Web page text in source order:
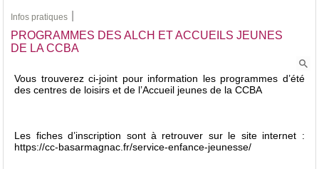
Infos pratiques
PROGRAMMES DES ALCH ET ACCUEILS JEUNES
DE LA CCBA
Vous trouverez ci-joint pour information les programmes d’été
des centres de loisirs et de l’Accueil jeunes de la CCBA
Les fiches d’inscription sont à retrouver sur le site internet :
https://cc-basarmagnac.fr/service-enfance-jeunesse/